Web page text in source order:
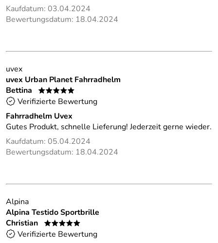
Kaufdatum: 03.04.2024
Bewertungsdatum: 18.04.2024
uvex
uvex Urban Planet Fahrradhelm
Bettina
*****
Verifizierte Bewertung
Fahrradhelm Uvex
Gutes Produkt, schnelle Lieferung! Jederzeit gerne wieder.
Kaufdatum: 05.04.2024
Bewertungsdatum: 18.04.2024
Alpina
Alpina Testido Sportbrille
Christian
*****
Verifizierte Bewertung